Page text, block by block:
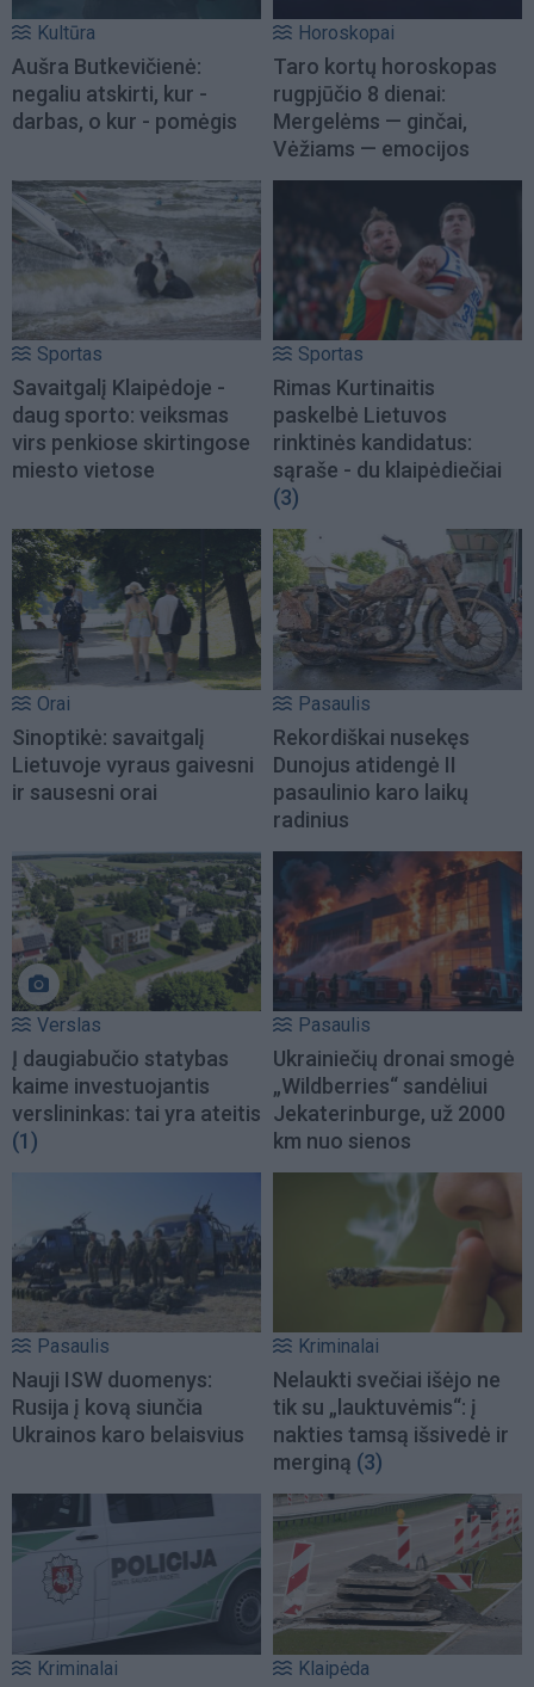
Kultūra
Aušra Butkevičienė:
negaliu atskirti, kur -
darbas, o kur - pomėgis
Horoskopai
Taro kortų horoskopas
rugpjūčio 8 dienai:
Mergelėms — ginčai,
Vėžiams — emocijos
Sportas
Savaitgalį Klaipėdoje -
daug sporto: veiksmas
virs penkiose skirtingose
miesto vietose
Sportas
Rimas Kurtinaitis
paskelbė Lietuvos
rinktinės kandidatus:
sąraše - du klaipėdiečiai
(3)
Orai
Sinoptikė: savaitgalį
Lietuvoje vyraus gaivesni
ir sausesni orai
Pasaulis
Rekordiškai nusekęs
Dunojus atidengė II
pasaulinio karo laikų
radinius
Verslas
Į daugiabučio statybas
kaime investuojantis
verslininkas: tai yra ateitis
(1)
Pasaulis
Ukrainiečių dronai smogė
„Wildberries“ sandėliui
Jekaterinburge, už 2000
km nuo sienos
Pasaulis
Nauji ISW duomenys:
Rusija į kovą siunčia
Ukrainos karo belaisvius
Kriminalai
Nelaukti svečiai išėjo ne
tik su „lauktuvėmis“: į
nakties tamsą išsivedė ir
merginą (3)
Kriminalai Klaipėda